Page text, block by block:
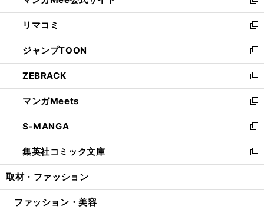
ウ
で
開
く
ン
ド
ウ
で
開
く
ウ
ィ
ン
ド
ウ
で
開
く
新
し
い
ウ
ィ
ン
ド
ウ
で
開
く
リマコミ
新
し
い
ウ
ィ
ン
ド
ウ
で
開
く
ジャンプTOON
新
し
い
ウ
ィ
ン
ド
ウ
で
開
ZEBRACK
新
し
い
ウ
ィ
ン
ド
ウ
開
マンガMeets
新
し
い
ウ
ィ
ン
ウ
開
S-MANGA
新
し
い
ウ
ン
ウ
集英社コミック文庫
新
し
ウ
ン
取材・ファッション
ファッション・美容